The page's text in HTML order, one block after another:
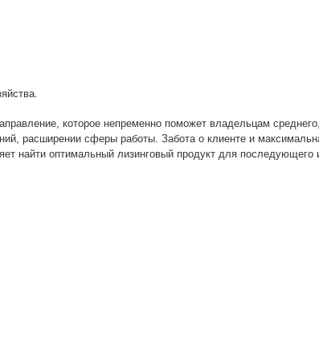
которое непременно поможет владельцам
расширении сферы работы. Забота о клиенте и
найти оптимальный лизинговый продукт для последующего